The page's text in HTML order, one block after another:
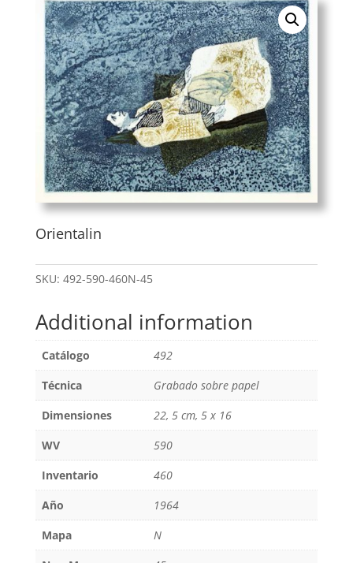
Orientalin
SKU: 492-590-460N-45
Additional information
Catálogo
492
Técnica
Grabado sobre papel
Dimensiones
22, 5 cm, 5 x 16
WV
590
Inventario
460
Año
1964
Mapa
N